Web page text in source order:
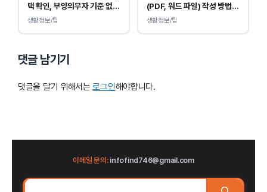
택 확인, 부양의무자 기준 없
이 소득, 재산만 봅니다.
생활정보/팁
(PDF, 워드 파일) 작성 방법
및 예시
생활정보/팁
댓글 남기기
댓글을 달기 위해서는로그인해야합니다.
이메일 문의:infofind746@gmail.com